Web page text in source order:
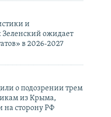
и
Зеленский ожидает
в 2026-2027
о подозрении трем
из Крыма,
на сторону РФ